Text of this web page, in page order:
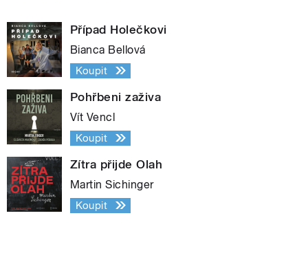
Případ Holečkovi
Bianca Bellová
Koupit
Pohřbeni zaživa
Vít Vencl
Koupit
Zítra přijde Olah
Martin Sichinger
Koupit